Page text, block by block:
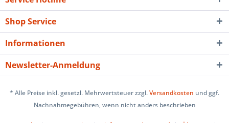
Shop Service
Informationen
Newsletter-Anmeldung
* Alle Preise inkl. gesetzl. Mehrwertsteuer zzgl.Versandkosten und ggf.
Nachnahmegebühren, wenn nicht anders beschrieben